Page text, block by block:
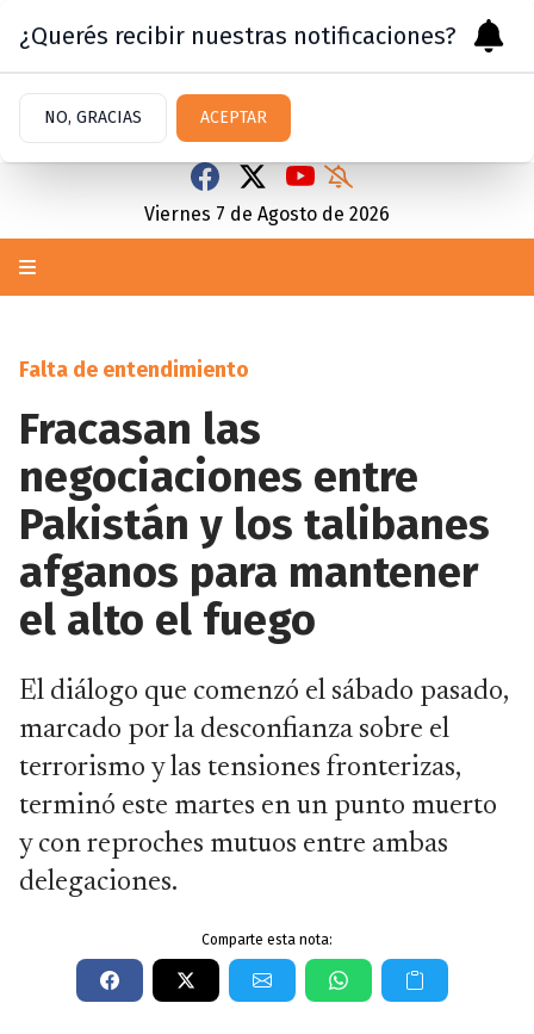
Viernes 7 de Agosto de 2026
Falta de entendimiento
Fracasan las
negociaciones entre
Pakistán y los talibanes
afganos para mantener
el alto el fuego
El diálogo que comenzó el sábado pasado,
marcado por la desconfianza sobre el
terrorismo y las tensiones fronterizas,
terminó este martes en un punto muerto
y con reproches mutuos entre ambas
delegaciones.
Comparte esta nota:
¿Querés recibir nuestras notificaciones?
NO, GRACIAS ACEPTAR